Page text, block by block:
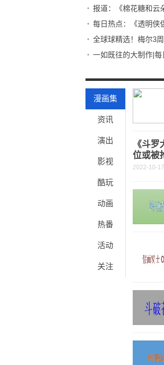
报道：《棉花糖和云
每日热点：《透明侠
全球球精选！梅尔3
一如既往的大制作|每
漫画集
资讯
演出
影视
酷玩
动画
热番
活动
关注
《斗
位或被
2022-10-17